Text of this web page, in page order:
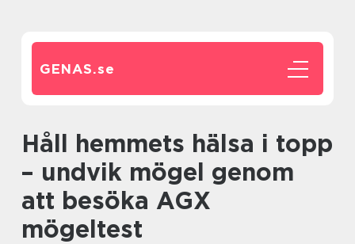
GENAS.se
Håll hemmets hälsa i topp
– undvik mögel genom
att besöka AGX
mögeltest